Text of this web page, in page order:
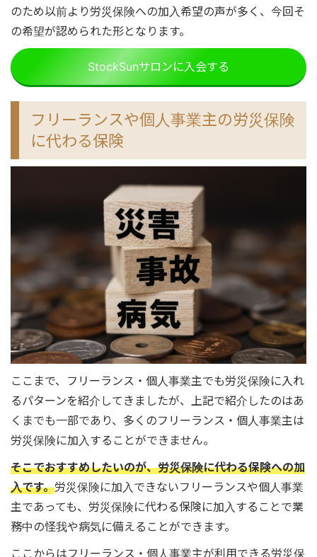
のため以前より労災保険への加入希望の声が多く、今回そ
の希望が認められた形となります。
StockSunサロンに入会する
フリーランスや個人事業主の労災保険
に代わる保険
ここまで、フリーランス・個人事業主でも労災保険に入れ
るパターンを紹介してきましたが、上記で紹介したのはあ
くまでも一部であり、多くのフリーランス・個人事業主は
労災保険に加入することができません。
そこでおすすめしたいのが、労災保険に代わる保険への加
入です。労災保険に加入できないフリーランスや個人事業
主であっても、労災保険に代わる保険に加入することで業
務中の怪我や病気に備えることができます。
ここからはフリーランス・個人事業主が利用できる労災保